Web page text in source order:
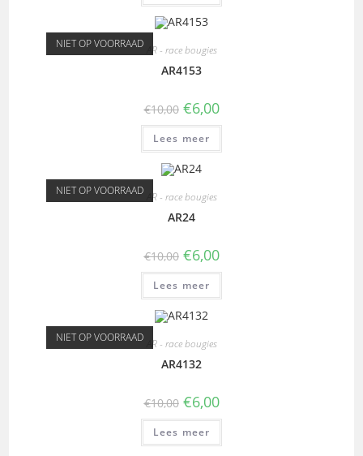
NIET OP VOORRAAD AR - race bougies
AR4153
€10,00 €6,00
Lees meer
NIET OP VOORRAAD AR - race bougies
AR24
€10,00 €6,00
Lees meer
NIET OP VOORRAAD AR - race bougies
AR4132
€10,00 €6,00
Lees meer